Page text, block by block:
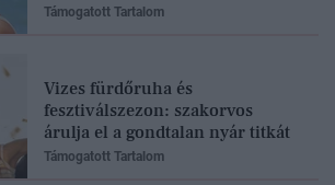
Támogatott Tartalom
Vizes fürdőruha és
fesztiválszezon: szakorvos
árulja el a gondtalan nyár titkát
Támogatott Tartalom